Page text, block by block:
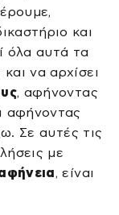
και
όλα αυτά τα
να αρχίσει
, αφήνοντας
αφήνοντας
Σε αυτές τις
με
, είναι